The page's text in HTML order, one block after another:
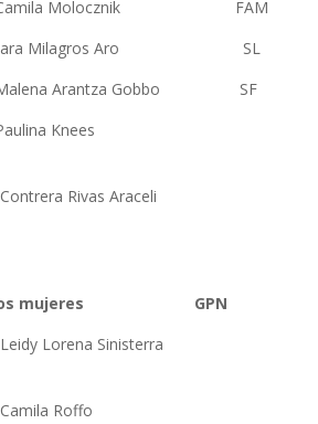
Molocznik FAM
Iara Milagros Aro SL
Arantza Gobbo SF
Paulina Knees
Rivas Araceli
mujeres GPN
Lorena Sinisterra
Roffo